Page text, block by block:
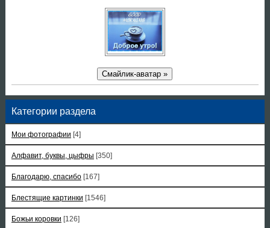
Смайлик-аватар »
Категории раздела
Мои фотографии [4]
Алфавит, буквы, цыфры [350]
Благодарю, спасибо [167]
Блестящие картинки [1546]
Божьи коровки [126]